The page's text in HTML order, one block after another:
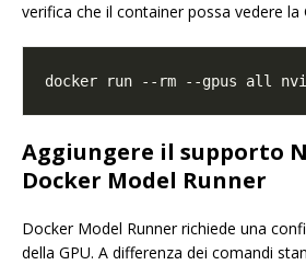
verifica che il container possa vedere la
Aggiungere il supporto
Docker Model Runner
Docker Model Runner richiede una
della GPU. A differenza dei comandi